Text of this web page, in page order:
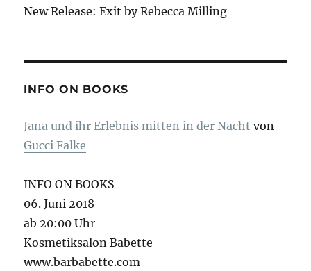
New Release: Exit by Rebecca Milling
INFO ON BOOKS
Jana und ihr Erlebnis mitten in der Nacht von
Gucci Falke
INFO ON BOOKS
06. Juni 2018
ab 20:00 Uhr
Kosmetiksalon Babette
www.barbabette.com